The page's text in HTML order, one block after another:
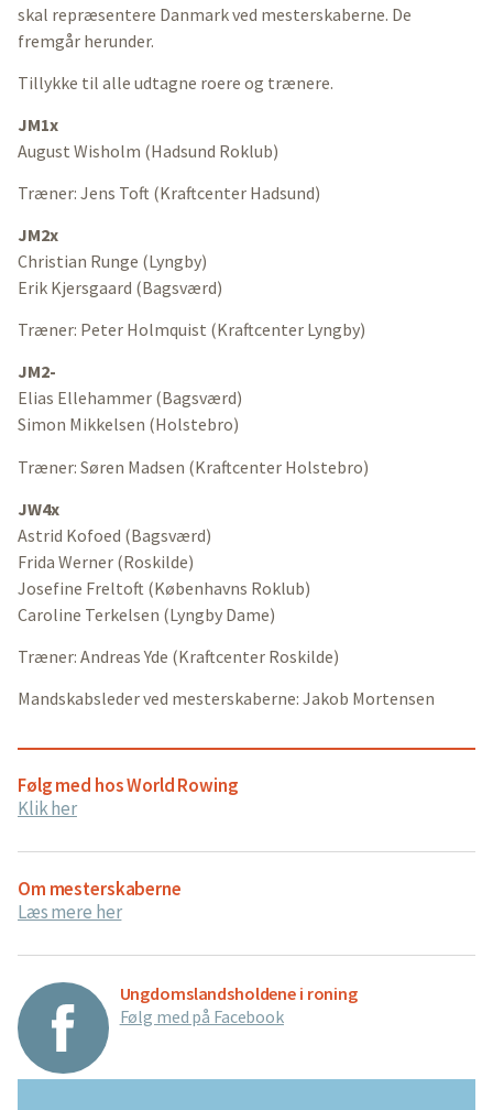
skal repræsentere Danmark ved mesterskaberne. De
fremgår herunder.
Tillykke til alle udtagne roere og trænere.
JM1x
August Wisholm (Hadsund Roklub)
Træner: Jens Toft (Kraftcenter Hadsund)
JM2x
Christian Runge (Lyngby)
Erik Kjersgaard (Bagsværd)
Træner: Peter Holmquist (Kraftcenter Lyngby)
JM2-
Elias Ellehammer (Bagsværd)
Simon Mikkelsen (Holstebro)
Træner: Søren Madsen (Kraftcenter Holstebro)
JW4x
Astrid Kofoed (Bagsværd)
Frida Werner (Roskilde)
Josefine Freltoft (Københavns Roklub)
Caroline Terkelsen (Lyngby Dame)
Træner: Andreas Yde (Kraftcenter Roskilde)
Mandskabsleder ved mesterskaberne: Jakob Mortensen
Følg med hos World Rowing
Klik her
Om mesterskaberne
Læs mere her
Ungdomslandsholdene i roning
Følg med på Facebook